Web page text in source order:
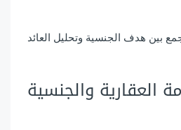
بين هدف الجنسية وتحليل العائد
العقارية والجنسية